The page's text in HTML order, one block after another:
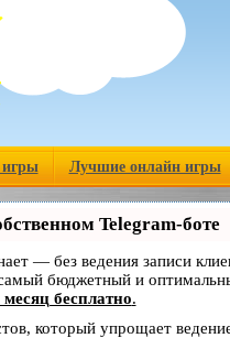
Лучшие онлайн игры
Telegram-боте
— без ведения записи
бюджетный и
бесплатно.
который упрощает